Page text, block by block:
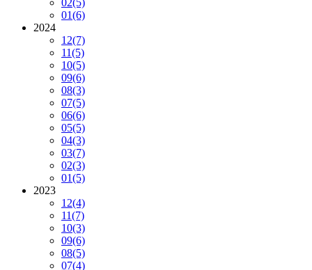
02(5)
01(6)
2024
12(7)
11(5)
10(5)
09(6)
08(3)
07(5)
06(6)
05(5)
04(3)
03(7)
02(3)
01(5)
2023
12(4)
11(7)
10(3)
09(6)
08(5)
07(4)